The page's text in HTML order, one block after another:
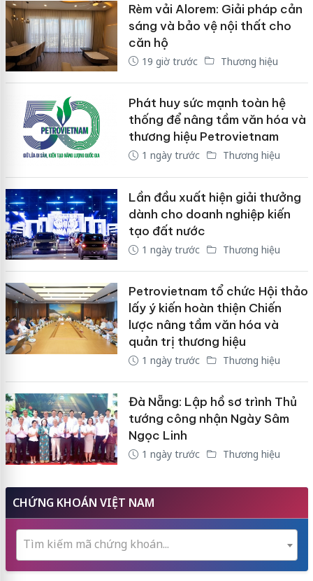
Rèm vải Alorem: Giải pháp cản
sáng và bảo vệ nội thất cho
căn hộ
19 giờ trước Thương hiệu
Phát huy sức mạnh toàn hệ
thống để nâng tầm văn hóa và
thương hiệu Petrovietnam
1 ngày trước Thương hiệu
Lần đầu xuất hiện giải thưởng
dành cho doanh nghiệp kiến
tạo đất nước
1 ngày trước Thương hiệu
Petrovietnam tổ chức Hội thảo
lấy ý kiến hoàn thiện Chiến
lược nâng tầm văn hóa và
quản trị thương hiệu
1 ngày trước Thương hiệu
Đà Nẵng: Lập hồ sơ trình Thủ
tướng công nhận Ngày Sâm
Ngọc Linh
1 ngày trước Thương hiệu
CHỨNG KHOÁN VIỆT NAM
Tìm kiếm mã chứng khoán...